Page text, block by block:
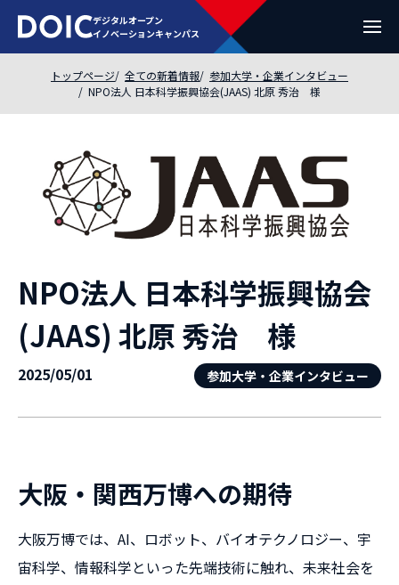
デジタルオープン
イノベーションキャンパス
トップページ 全ての新着情報
参加大学・企業インタビュー
NPO法人 日本科学振興協会(JAAS) 北原 秀治 様
NPO法人 日本科学振興協会
(JAAS) 北原 秀治 様
2025/05/01 参加大学・企業インタビュー
大阪・関西万博への期待
大阪万博では、AI、ロボット、バイオテクノロジー、宇
宙科学、情報科学といった先端技術に触れ、未来社会を